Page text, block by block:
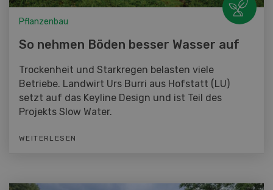
Pflanzenbau
So nehmen Böden besser Wasser auf
Trockenheit und Starkregen belasten viele
Betriebe. Landwirt Urs Burri aus Hofstatt (LU)
setzt auf das Keyline Design und ist Teil des
Projekts Slow Water.
WEITERLESEN